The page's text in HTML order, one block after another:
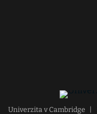
Univerzita v Cambridge